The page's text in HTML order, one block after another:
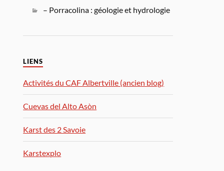
– Porracolina : géologie et hydrologie
LIENS
Activités du CAF Albertville (ancien blog)
Cuevas del Alto Asòn
Karst des 2 Savoie
Karstexplo